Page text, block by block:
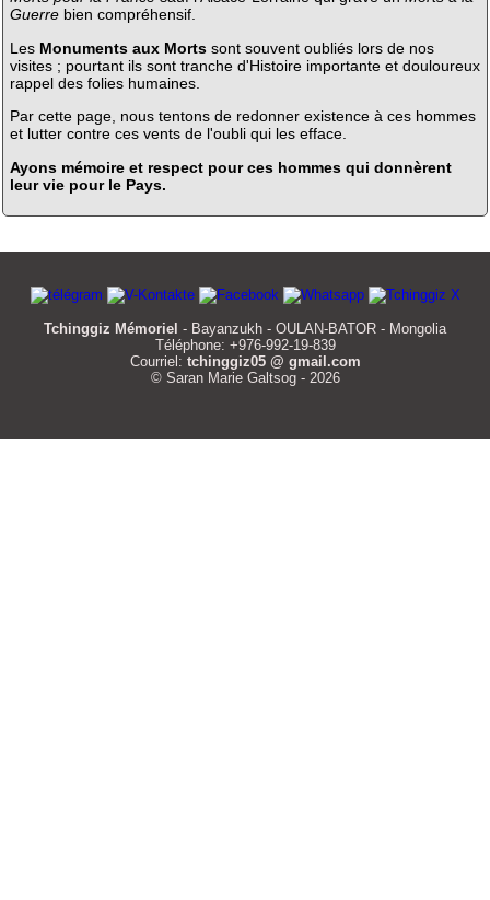
Guerrebien compréhensif.
Les Monuments aux Mortssont souvent oubliés lors de nos
visites ; pourtant ils sont tranche d'Histoire importante et douloureux
rappel des folies humaines.
Par cette page, nous tentons de redonner existence à ces hommes
et lutter contre ces vents de l'oubli qui les efface.
Ayons mémoire et respect pour ces hommes qui donnèrent
leur vie pour le Pays.
Tchinggiz Mémoriel - Bayanzukh - OULAN-BATOR - Mongolia
Téléphone: +976-992-19-839
Courriel: tchinggiz05 @ gmail.com
© Saran Marie Galtsog - 2026